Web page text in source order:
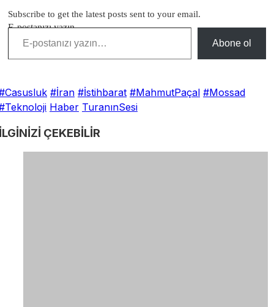
Subscribe to get the latest posts sent to your email.
E-postanızı yazın…
Abone ol
#İran #İstihbarat #MahmutPaçal #Mossad
Haber TuranınSesi
ÇEKEBİLİR